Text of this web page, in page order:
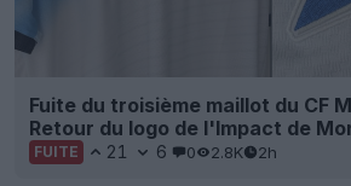
Fuite du troisième maillot du CF
Retour du logo de l'Impact de
FUITE 21 6 0 2.8K 2h